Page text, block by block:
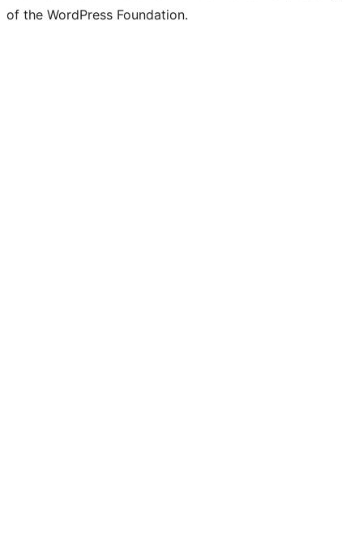
of the WordPress Foundation.